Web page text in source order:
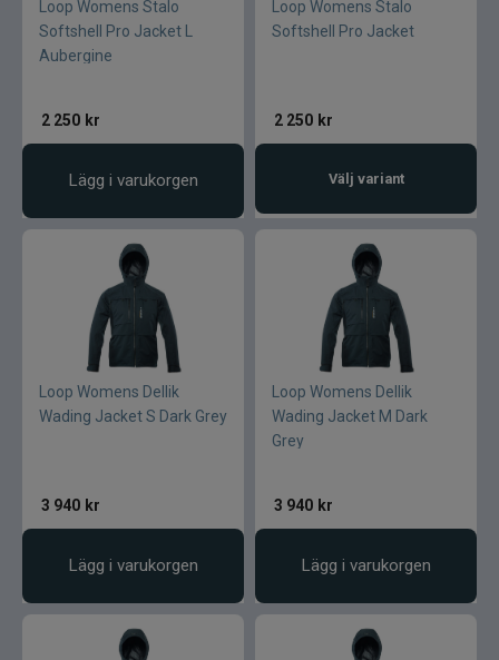
Loop Womens Stalo
Softshell Pro Jacket L
Aubergine
2 250 kr
Lägg i varukorgen
Loop Womens Stalo
Softshell Pro Jacket
2 250 kr
Välj variant
Loop Womens Dellik
Wading Jacket S Dark Grey
3 940 kr
Lägg i varukorgen
Loop Womens Dellik
Wading Jacket M Dark
Grey
3 940 kr
Lägg i varukorgen